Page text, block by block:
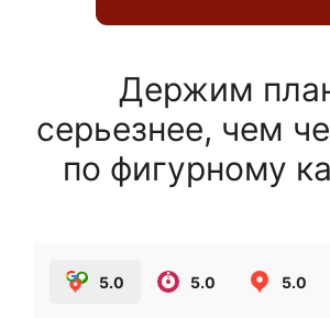
Держим
серьезнее, чем
по фигурному
5.0 5.0 5.0